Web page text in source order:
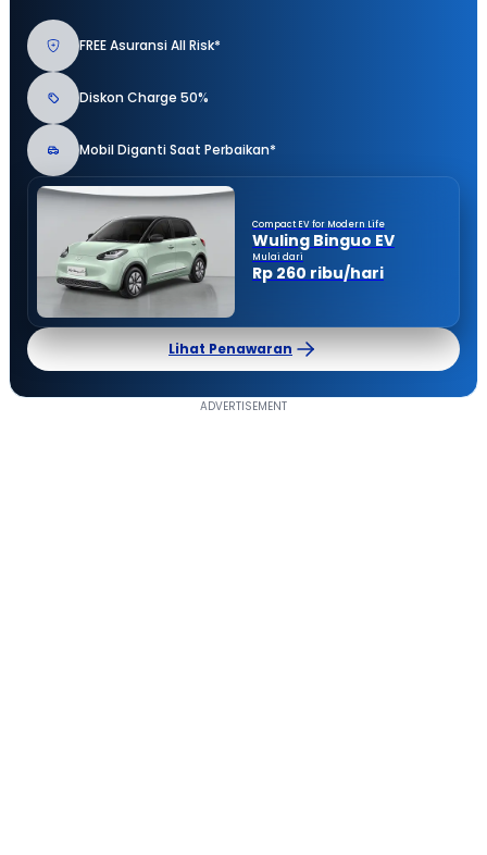
FREE Asuransi All Risk*
Diskon Charge 50%
Mobil Diganti Saat Perbaikan*
Compact EV for Modern Life
Wuling Binguo EV
Mulai dari
Rp 260 ribu/hari
Lihat Penawaran